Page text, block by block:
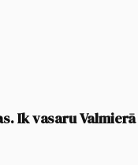
Ik vasaru Valmierā